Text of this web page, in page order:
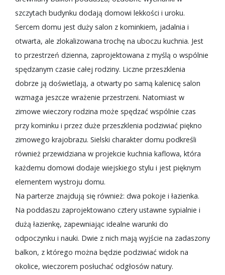
szczytach budynku dodają domowi lekkości i uroku.
Sercem domu jest duży salon z kominkiem, jadalnia i
otwarta, ale zlokalizowana trochę na uboczu kuchnia. Jest
to przestrzeń dzienna, zaprojektowana z myślą o wspólnie
spędzanym czasie całej rodziny. Liczne przeszklenia
dobrze ją doświetlają, a otwarty po samą kalenicę salon
wzmaga jeszcze wrażenie przestrzeni. Natomiast w
zimowe wieczory rodzina może spędzać wspólnie czas
przy kominku i przez duże przeszklenia podziwiać piękno
zimowego krajobrazu. Sielski charakter domu podkreśli
również przewidziana w projekcie kuchnia kaflowa, która
każdemu domowi dodaje wiejskiego stylu i jest pięknym
elementem wystroju domu.
Na parterze znajdują się również: dwa pokoje i łazienka.
Na poddaszu zaprojektowano cztery ustawne sypialnie i
dużą łazienkę, zapewniając idealne warunki do
odpoczynku i nauki. Dwie z nich mają wyjście na zadaszony
balkon, z którego można będzie podziwiać widok na
okolice, wieczorem posłuchać odgłosów natury.